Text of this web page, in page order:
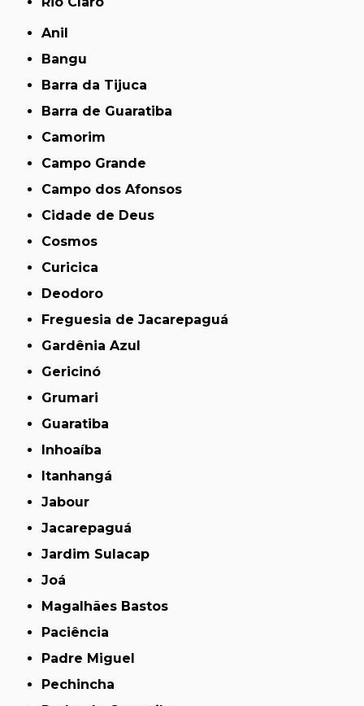
Anil
Bangu
Barra da Tijuca
Barra de Guaratiba
Camorim
Campo Grande
Campo dos Afonsos
Cidade de Deus
Cosmos
Curicica
Deodoro
Freguesia de Jacarepaguá
Gardênia Azul
Gericinó
Grumari
Guaratiba
Inhoaíba
Itanhangá
Jabour
Jacarepaguá
Jardim Sulacap
Joá
Magalhães Bastos
Paciência
Padre Miguel
Pechincha